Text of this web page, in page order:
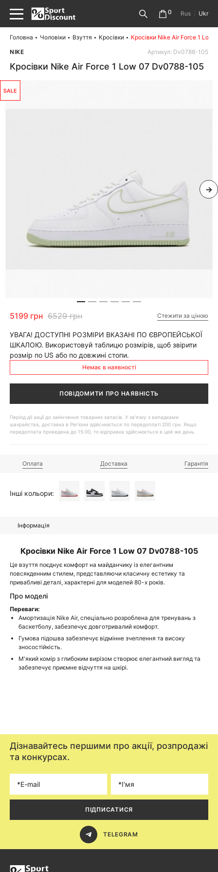
0 Rus Ukr
Головна Чоловіки Взуття Кросівки
Кросівки Nike Air Force 1 Low
NIKE
Артикул: Dv0788-105
Кросівки Nike Air Force 1 Low 07 Dv0788-105
5199 грн 6529 грн Стежити за ціною
УВАГА! ДОСТУПНІ РОЗМІРИ ВКАЗАНІ ПО ЄВРОПЕЙСЬКОЇ
ШКАЛОЮ. Використовуй таблицю розмірів, щоб звірити
розмір по US або по довжині стопи.
Немає в наявності
ПОВІДОМИТИ ПРО НАЯВНІСТЬ
Період дії акції до закінчення товарних запасів. У зв'язку з випадками
шахрайства, доставка в Регіони здійснюється по передоплаті 200 грн. Якщо
передоплата проведена до 15:00, то відправка здійснюється в цей же день.
Оплата Доставка Гарантія
Інші кольори:
Інформація
Кросівки Nike Air Force 1 Low 07 Dv0788-105
Це взуття поєднує комфорт на майданчику із елегантним
повсякденним стилем, представляючи класичну естетику та
привабливі деталі, характерні для моделей 80-х років.
Про моделі
Переваги:
Амортизація Nike Air, спеціально розроблена для тренувань з
баскетболу, забезпечує довготривалий комфорт.
Гумова підошва забезпечує відмінне зчеплення та високу
зносостійкість.
М'який комір з глибоким вирізом створює елегантний вигляд та
забезпечує приємне відчуття на шкірі.
Дізнавайтесь першими про акції, розпродажі
та конкурсах.
ПІДПИСАТИСЯ
TELEGRAM